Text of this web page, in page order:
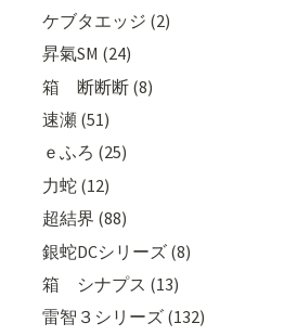
ケブタエッジ (2)
昇氣SM (24)
箱 断断断 (8)
速瀬 (51)
ｅふろ (25)
力蛇 (12)
超結界 (88)
銀蛇DCシリーズ (8)
箱 シナプス (13)
雷智３シリーズ (132)